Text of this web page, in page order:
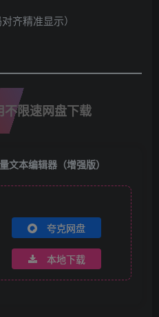
齐精准显示）
限速网盘下载
文本编辑器（增强版）
夸克网盘
本地下载